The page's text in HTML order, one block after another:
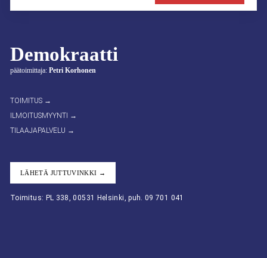
Demokraatti
päätoimittaja: Petri Korhonen
TOIMITUS →
ILMOITUSMYYNTI →
TILAAJAPALVELU →
LÄHETÄ JUTTUVINKKI →
Toimitus: PL 338, 00531 Helsinki, puh. 09 701 041